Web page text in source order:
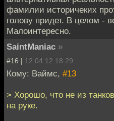
фамилии историчеких
голову придет. В целом -
Малоинтересно.
SaintManiac »
#16 | 12.04.12 18:29
Кому: Ваймс, #13
> Хорошо, что не из
на руке.